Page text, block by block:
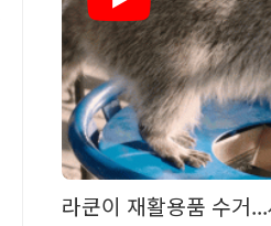
라쿤이 재활용품 수거